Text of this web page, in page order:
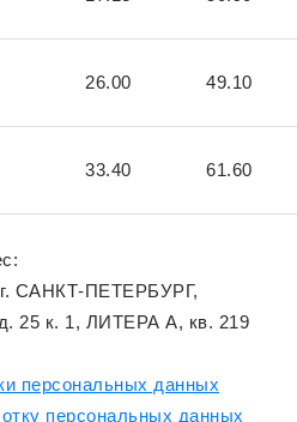
26.00 49.10
33.40 61.60
САНКТ-ПЕТЕРБУРГ,
25 к. 1, ЛИТЕРА А, кв. 219
персональных данных
персональных данных